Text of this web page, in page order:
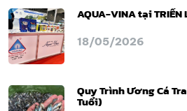
AQUA-VINA tại TRIỂN
18/05/2026
Quy Trình Ương Cá
Tuổi)